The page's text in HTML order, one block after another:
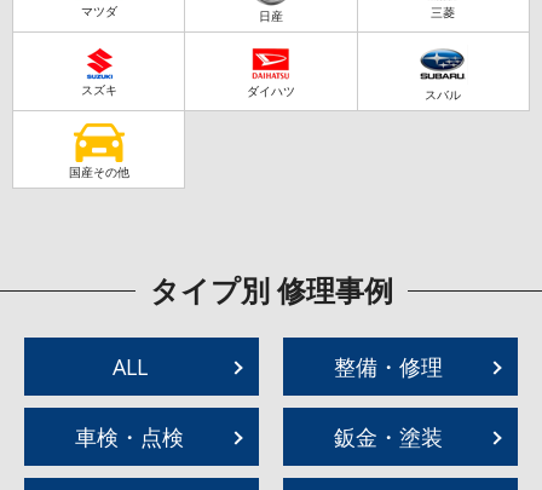
マツダ 日産 三菱
スズキ ダイハツ スバル
国産その他
タイプ別 修理事例
ALL 整備・修理
車検・点検 鈑金・塗装